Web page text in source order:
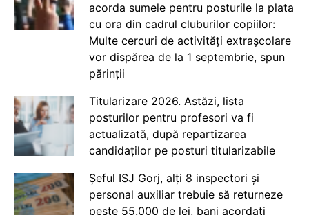
acorda sumele pentru posturile la plata
cu ora din cadrul cluburilor copiilor:
Multe cercuri de activități extrașcolare
vor dispărea de la 1 septembrie, spun
părinții
Titularizare 2026. Astăzi, lista
posturilor pentru profesori va fi
actualizată, după repartizarea
candidaților pe posturi titularizabile
Șeful ISJ Gorj, alți 8 inspectori și
personal auxiliar trebuie să returneze
peste 55.000 de lei, bani acordați